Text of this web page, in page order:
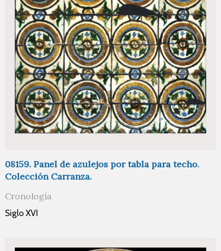
08159. Panel de azulejos por tabla para techo.
Colección Carranza.
Cronología
Siglo XVI